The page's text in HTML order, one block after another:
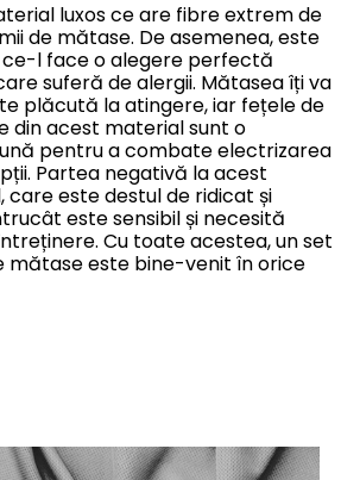
luxos ce are fibre extrem de
de mătase. De asemenea, este
l face o alegere perfectă
suferă de alergii. Mătasea îți va
plăcută la atingere, iar fețele de
din acest material sunt o
pentru a combate electrizarea
Partea negativă la acest
care este destul de ridicat și
este sensibil și necesită
Cu toate acestea, un set
mătase este bine-venit în orice